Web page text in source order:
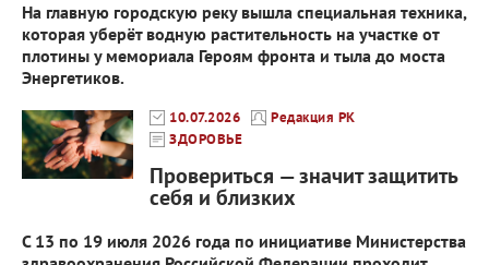
На главную городскую реку вышла специальная техника,
которая уберёт водную растительность на участке от
плотины у мемориала Героям фронта и тыла до моста
Энергетиков.
10.07.2026
Редакция РК
ЗДОРОВЬЕ
Провериться — значит защитить
себя и близких
С 13 по 19 июля 2026 года по инициативе Министерства